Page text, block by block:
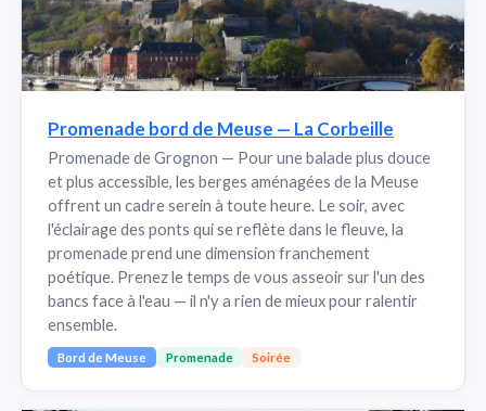
Promenade bord de Meuse — La Corbeille
Promenade de Grognon — Pour une balade plus douce
et plus accessible, les berges aménagées de la Meuse
offrent un cadre serein à toute heure. Le soir, avec
l'éclairage des ponts qui se reflète dans le fleuve, la
promenade prend une dimension franchement
poétique. Prenez le temps de vous asseoir sur l'un des
bancs face à l'eau — il n'y a rien de mieux pour ralentir
ensemble.
Bord de Meuse Promenade Soirée